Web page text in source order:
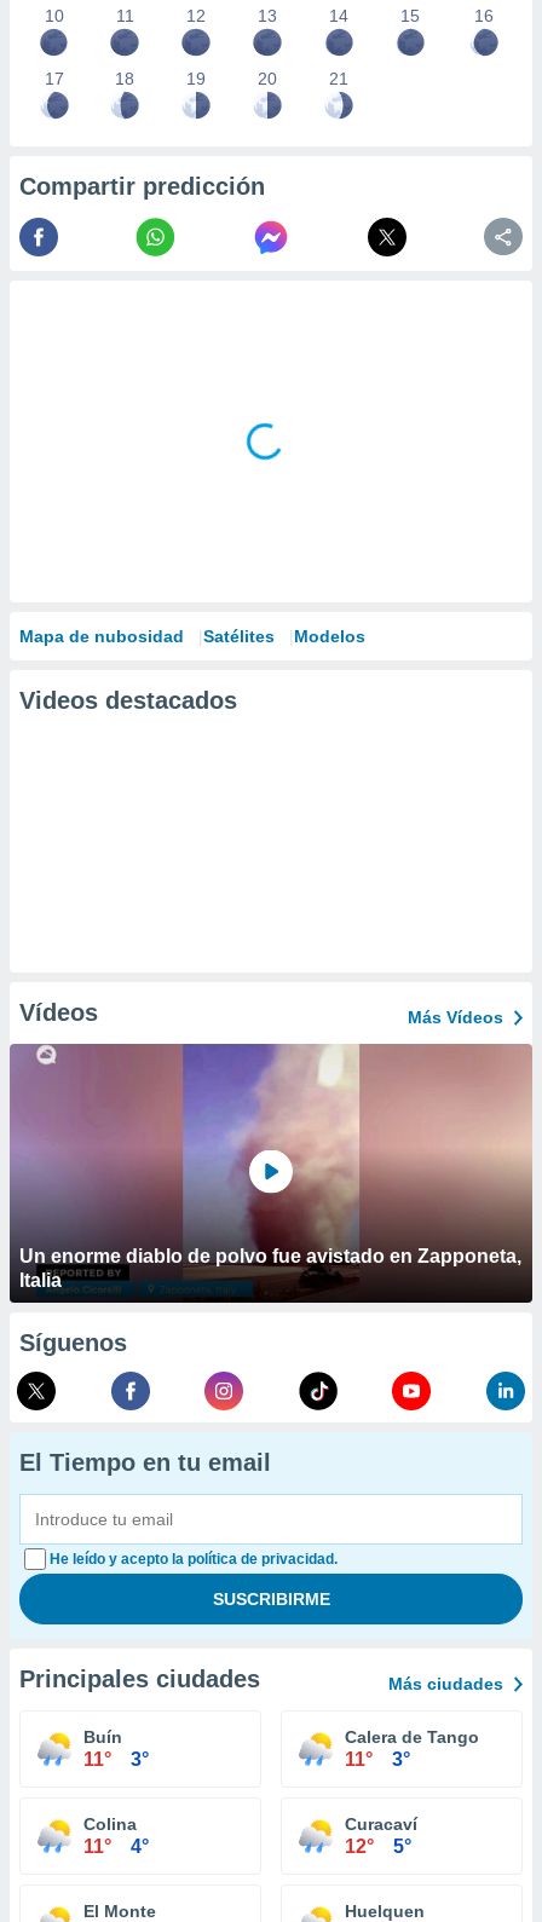
10 11 12 13 14 15 16
17 18 19 20 21
Compartir predicción
Mapa de nubosidad Satélites Modelos
Videos destacados
Vídeos Más Vídeos
Un enorme diablo de polvo fue avistado en Zapponeta,
Italia
Síguenos
El Tiempo en tu email
He leído y acepto la política de privacidad.
Principales ciudades Más ciudades
Buín
11° 3°
Calera de Tango
11° 3°
Colina
11° 4°
Curacaví
12° 5°
El Monte Huelquen